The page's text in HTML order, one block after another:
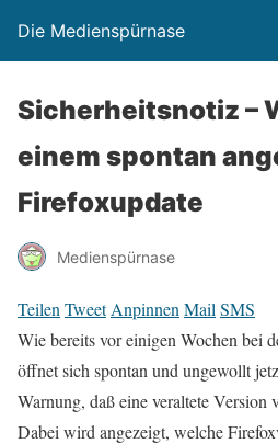
Die Medienspürnase
Sicherheitsnotiz –
einem spontan
Firefoxupdate
Medienspürnase
Teilen Tweet Anpinnen Mail SMS
Wie bereits vor einigen Wochen bei
öffnet sich spontan und ungewollt
Warnung, daß eine veraltete Version
Dabei wird angezeigt, welche